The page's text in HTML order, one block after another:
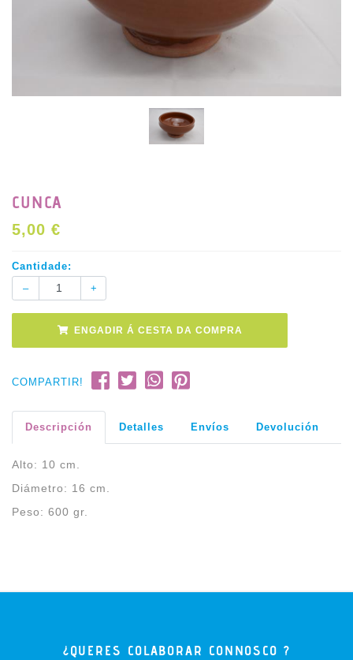
CUNCA
5,00 €
Cantidade:
ENGADIR Á CESTA DA COMPRA
COMPARTIR!
Descripción Detalles Envíos Devolución
Alto: 10 cm.
Diámetro: 16 cm.
Peso: 600 gr.
¿QUERES COLABORAR CONNOSCO ?